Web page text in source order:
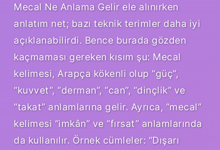
Mecal Ne Anlama Gelir ele alınırken
anlatım net; bazı teknik terimler daha iyi
açıklanabilirdi. Bence burada gözden
kaçmaması gereken kısım şu: Mecal
kelimesi, Arapça kökenli olup “güç”,
“kuvvet”, “derman”, “can”, “dinçlik” ve
“takat” anlamlarına gelir. Ayrıca, “mecal”
kelimesi “imkân” ve “fırsat” anlamlarında
da kullanılır. Örnek cümleler: “Dışarı